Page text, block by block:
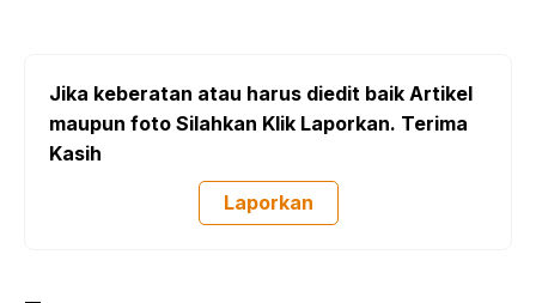
Jika keberatan atau harus diedit baik Artikel
maupun foto Silahkan Klik Laporkan. Terima
Kasih
Laporkan